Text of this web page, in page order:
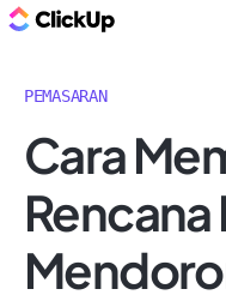
PEMASARAN
Cara